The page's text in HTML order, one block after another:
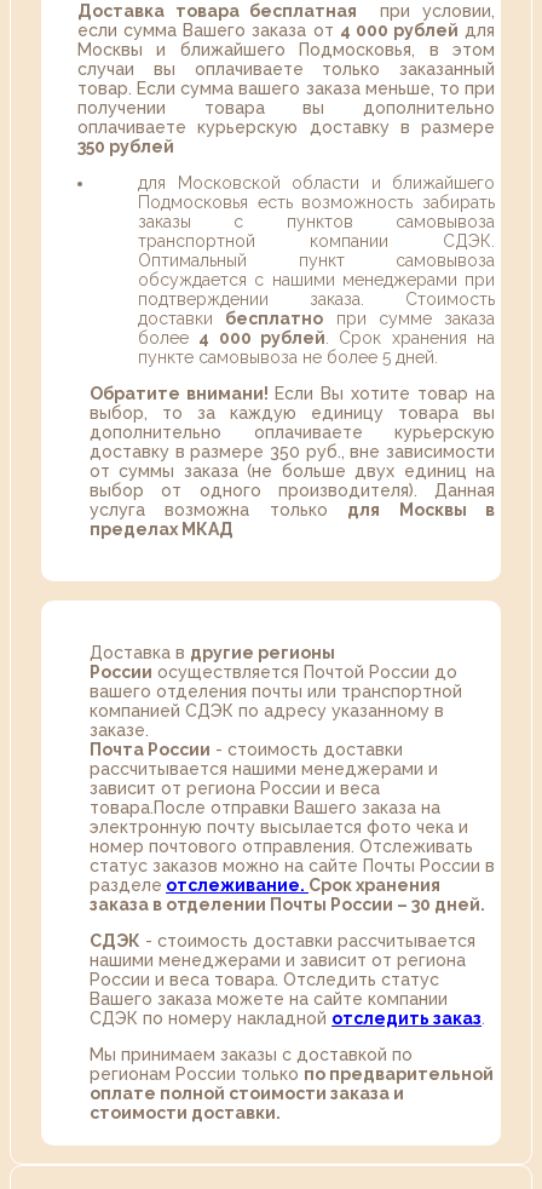
Доставка товара бесплатная при условии,
если сумма Вашего заказа от 4 000 рублей для
Москвы и ближайшего Подмосковья, в этом
случаи вы оплачиваете только заказанный
товар. Если сумма вашего заказа меньше, то при
получении товара вы дополнительно
оплачиваете курьерскую доставку в размере
350 рублей
для Московской области и ближайшего
Подмосковья есть возможность забирать
заказы с пунктов самовывоза
транспортной компании СДЭК.
Оптимальный пункт самовывоза
обсуждается с нашими менеджерами при
подтверждении заказа. Стоимость
доставки бесплатно при сумме заказа
более 4 000 рублей . Срок хранения на
пункте самовывоза не более 5 дней.
Обратите внимани! Если Вы хотите товар на
выбор, то за каждую единицу товара вы
дополнительно оплачиваете курьерскую
доставку в размере 350 руб., вне зависимости
от суммы заказа (не больше двух единиц на
выбор от одного производителя). Данная
услуга возможна только для Москвы в
пределах МКАД
Доставка в другие регионы
России осуществляется Почтой России до
вашего отделения почты или транспортной
компанией СДЭК по адресу указанному в
заказе.
Почта России - стоимость доставки
рассчитывается нашими менеджерами и
зависит от региона России и веса
товара.После отправки Вашего заказа на
электронную почту высылается фото чека и
номер почтового отправления. Отслеживать
статус заказов можно на сайте Почты России в
разделе oтслеживание. Срок хранения
заказа в отделении Почты России – 30 дней.
СДЭК - стоимость доставки рассчитывается
нашими менеджерами и зависит от региона
России и веса товара. Отследить статус
Вашего заказа можете на сайте компании
СДЭК по номеру накладной отследить заказ
Мы принимаем заказы с доставкой по
регионам России только по предварительной
оплате полной стоимости заказа и
стоимости доставки.